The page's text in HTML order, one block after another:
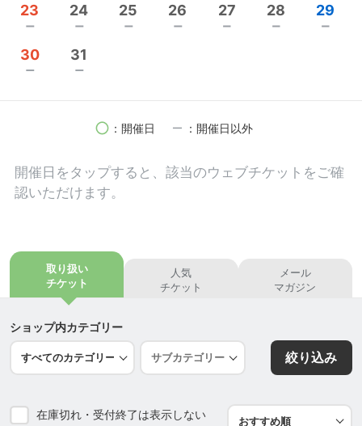
講座のリクエストなどお気軽にお問い合わせくださ
【お問い合わせフォーム】
coccole918@gmail.com
「夢を持つ機会」と「夢を持つことの価値」を伝え
る活動をしています。
め教室」開催のご依頼も受け付けております。
夢を持つことで人生は輝きます。子どもも大人もワ
クワクした未来に向かって！
【一般社団法人ゆめ教育協会】
com/
23
remove
24
remove
25
remove
26
remove
27
remove
28
remove
29
remove
30
remove
31
remove
circle ：開催日 remove ：開催日以外
開催日を タップすると、該当のウェブチケットをご確
認いただけます。
取り扱い
チケット
人気
チケット
メール
マガジン
ショップ内カテゴリー
絞り込み
在庫切れ・受付終了は表示しない